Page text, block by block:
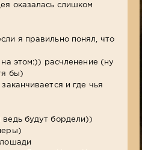
оказалась слишком
я правильно понял, что
этом:)) расчленение (ну
бы)
и где чья
будут бордели))